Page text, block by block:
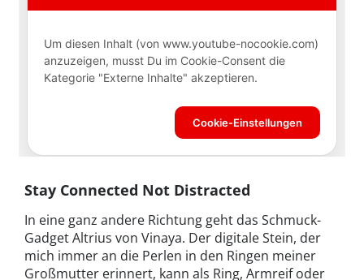
Stay Connected Not Distracted
In eine ganz andere Richtung geht das Schmuck-
Gadget Altrius von Vinaya. Der digitale Stein, der
mich immer an die Perlen in den Ringen meiner
Großmutter erinnert, kann als Ring, Armreif oder